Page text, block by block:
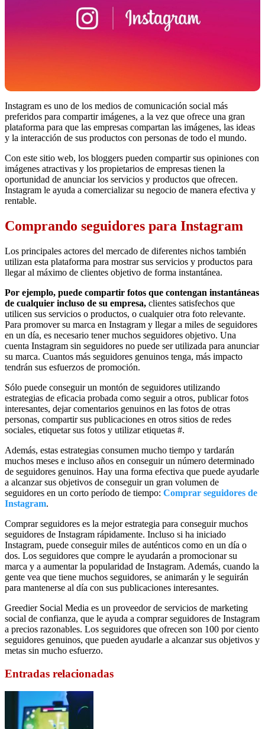
Instagram es uno de los medios de comunicación social más
preferidos para compartir imágenes, a la vez que ofrece una gran
plataforma para que las empresas compartan las imágenes, las ideas
y la interacción de sus productos con personas de todo el mundo.
Con este sitio web, los bloggers pueden compartir sus opiniones con
imágenes atractivas y los propietarios de empresas tienen la
oportunidad de anunciar los servicios y productos que ofrecen.
Instagram le ayuda a comercializar su negocio de manera efectiva y
rentable.
Comprando seguidores para Instagram
Los principales actores del mercado de diferentes nichos también
utilizan esta plataforma para mostrar sus servicios y productos para
llegar al máximo de clientes objetivo de forma instantánea.
Por ejemplo, puede compartir fotos que contengan instantáneas
de cualquier incluso de su empresa, clientes satisfechos que
utilicen sus servicios o productos, o cualquier otra foto relevante.
Para promover su marca en Instagram y llegar a miles de seguidores
en un día, es necesario tener muchos seguidores objetivo. Una
cuenta Instagram sin seguidores no puede ser utilizada para anunciar
su marca. Cuantos más seguidores genuinos tenga, más impacto
tendrán sus esfuerzos de promoción.
Sólo puede conseguir un montón de seguidores utilizando
estrategias de eficacia probada como seguir a otros, publicar fotos
interesantes, dejar comentarios genuinos en las fotos de otras
personas, compartir sus publicaciones en otros sitios de redes
sociales, etiquetar sus fotos y utilizar etiquetas #.
Además, estas estrategias consumen mucho tiempo y tardarán
muchos meses e incluso años en conseguir un número determinado
de seguidores genuinos. Hay una forma efectiva que puede ayudarle
a alcanzar sus objetivos de conseguir un gran volumen de
seguidores en un corto período de tiempo: Comprar seguidores de
Instagram.
Comprar seguidores es la mejor estrategia para conseguir muchos
seguidores de Instagram rápidamente. Incluso si ha iniciado
Instagram, puede conseguir miles de auténticos como en un día o
dos. Los seguidores que compre le ayudarán a promocionar su
marca y a aumentar la popularidad de Instagram. Además, cuando la
gente vea que tiene muchos seguidores, se animarán y le seguirán
para mantenerse al día con sus publicaciones interesantes.
Greedier Social Media es un proveedor de servicios de marketing
social de confianza, que le ayuda a comprar seguidores de Instagram
a precios razonables. Los seguidores que ofrecen son 100 por ciento
seguidores genuinos, que pueden ayudarle a alcanzar sus objetivos y
metas sin mucho esfuerzo.
Entradas relacionadas